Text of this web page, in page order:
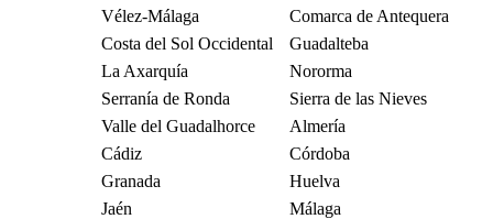
Vélez-Málaga
Comarca de Antequera
Costa del Sol Occidental
Guadalteba
La Axarquía
Nororma
Serranía de Ronda
Sierra de las Nieves
Valle del Guadalhorce
Almería
Cádiz
Córdoba
Granada
Huelva
Jaén
Málaga